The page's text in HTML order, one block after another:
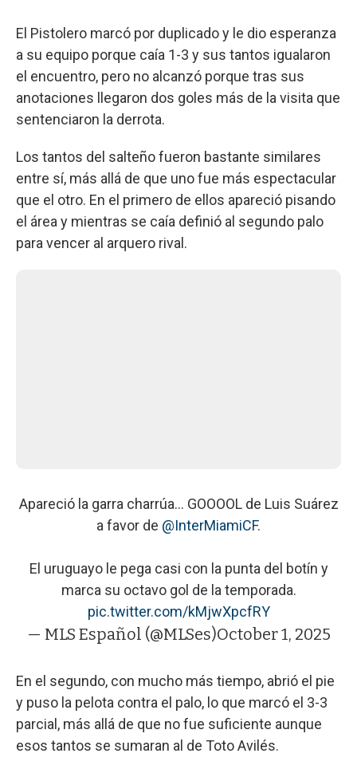
El Pistolero marcó por duplicado y le dio esperanza
a su equipo porque caía 1-3 y sus tantos igualaron
el encuentro, pero no alcanzó porque tras sus
anotaciones llegaron dos goles más de la visita que
sentenciaron la derrota.
Los tantos del salteño fueron bastante similares
entre sí, más allá de que uno fue más espectacular
que el otro. En el primero de ellos apareció pisando
el área y mientras se caía definió al segundo palo
para vencer al arquero rival.
Apareció la garra charrúa... GOOOOL de Luis Suárez
a favor de @InterMiamiCF.
El uruguayo le pega casi con la punta del botín y
marca su octavo gol de la temporada.
pic.twitter.com/kMjwXpcfRY
— MLS Español (@MLSes)October 1, 2025
En el segundo, con mucho más tiempo, abrió el pie
y puso la pelota contra el palo, lo que marcó el 3-3
parcial, más allá de que no fue suficiente aunque
esos tantos se sumaran al de Toto Avilés.